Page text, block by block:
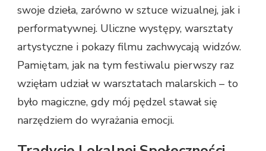
swoje dzieła, zarówno w sztuce wizualnej, jak i
performatywnej. Uliczne występy, warsztaty
artystyczne i pokazy filmu zachwycają widzów.
Pamiętam, jak na tym festiwalu pierwszy raz
wzięłam udział w warsztatach malarskich – to
było magiczne, gdy mój pędzel stawał się
narzędziem do wyrażania emocji.